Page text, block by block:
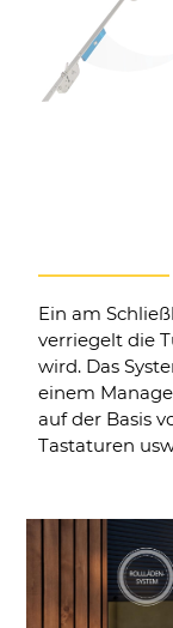
Ein am
verriegelt die
wird. Das
einem
auf der Basis
Tastaturen